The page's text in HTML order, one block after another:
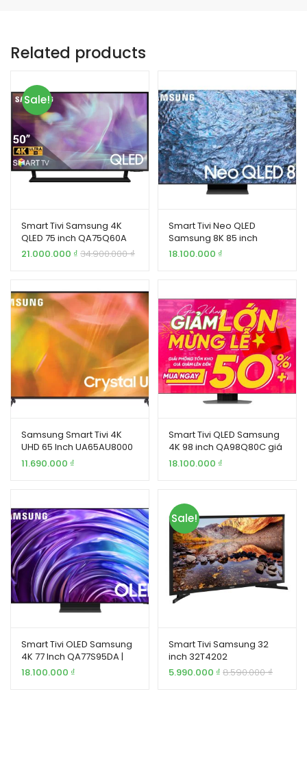
Related products
Sale!
Smart Tivi Samsung 4K
QLED 75 inch QA75Q60A
21.000.000 ₫ 34.900.000₫
Smart Tivi Neo QLED
Samsung 8K 85 inch
QA85QN900C
18.100.000 ₫
Samsung Smart Tivi 4K
UHD 65 Inch UA65AU8000
11.690.000 ₫
Smart Tivi QLED Samsung
4K 98 inch QA98Q80C giá
tốt
18.100.000 ₫
Smart Tivi OLED Samsung
4K 77 Inch QA77S95DA |
Gia Khang
18.100.000 ₫
Sale!
Smart Tivi Samsung 32
inch 32T4202
5.990.000 ₫ 8.590.000₫